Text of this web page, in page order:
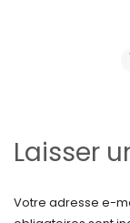
Laisser
Votre adresse e-